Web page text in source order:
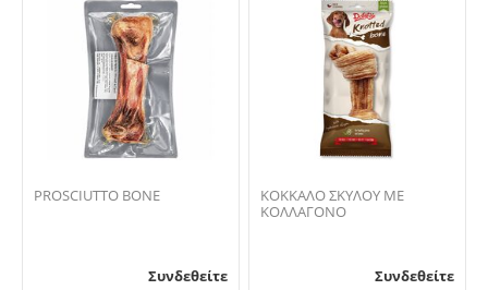
PROSCIUTTO BONE
Συνδεθείτε
ΚΟΚΚΑΛΟ ΣΚΥΛΟΥ ΜΕ
ΚΟΛΛΑΓΟΝΟ
Συνδεθείτε